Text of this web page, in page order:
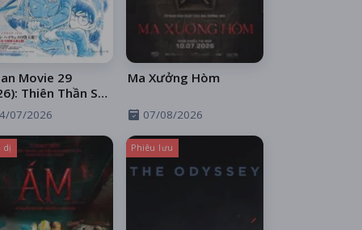
Movie 29
Thiên Thần Sa
Xa Lộ
07/2026
Ma Xưởng Hòm
07/08/2026
dị Phiêu lưu